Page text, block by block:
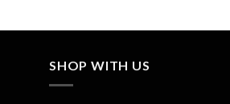
SHOP WITH US